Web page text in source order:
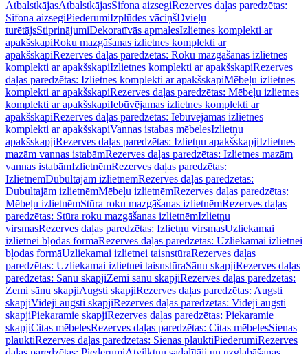
AtbalstkājasAtbalstkājasSifona aizsegiRezerves daļas paredzētas:
Sifona aizsegiPiederumiIzplūdes vāciņšDvieļu
turētājsStiprinājumiDekoratīvās apmalesIzlietnes komplekti ar
apakšskapiRoku mazgāšanas izlietnes komplekti ar
apakšskapiRezerves daļas paredzētas: Roku mazgāšanas izlietnes
komplekti ar apakšskapiIzlietnes komplekti ar apakšskapiRezerves
daļas paredzētas: Izlietnes komplekti ar apakšskapiMēbeļu izlietnes
komplekti ar apakšskapiRezerves daļas paredzētas: Mēbeļu izlietnes
komplekti ar apakšskapiIebūvējamas izlietnes komplekti ar
apakšskapiRezerves daļas paredzētas: Iebūvējamas izlietnes
komplekti ar apakšskapiVannas istabas mēbelesIzlietņu
apakšskapjiRezerves daļas paredzētas: Izlietņu apakšskapjiIzlietnes
mazām vannas istabāmRezerves daļas paredzētas: Izlietnes mazām
vannas istabāmIzlietnēmRezerves daļas paredzētas:
IzlietnēmDubultajām izlietnēmRezerves daļas paredzētas:
Dubultajām izlietnēmMēbeļu izlietnēmRezerves daļas paredzētas:
Mēbeļu izlietnēmStūra roku mazgāšanas izlietnēmRezerves daļas
paredzētas: Stūra roku mazgāšanas izlietnēmIzlietņu
virsmasRezerves daļas paredzētas: Izlietņu virsmasUzliekamai
izlietnei bļodas formāRezerves daļas paredzētas: Uzliekamai izlietnei
bļodas formāUzliekamai izlietnei taisnstūraRezerves daļas
paredzētas: Uzliekamai izlietnei taisnstūraSānu skapjiRezerves daļas
paredzētas: Sānu skapjiZemi sānu skapjiRezerves daļas paredzētas:
Zemi sānu skapjiAugsti skapjiRezerves daļas paredzētas: Augsti
skapjiVidēji augsti skapjiRezerves daļas paredzētas: Vidēji augsti
skapjiPiekaramie skapjiRezerves daļas paredzētas: Piekaramie
skapjiCitas mēbelesRezerves daļas paredzētas: Citas mēbelesSienas
plauktiRezerves daļas paredzētas: Sienas plauktiPiederumiRezerves